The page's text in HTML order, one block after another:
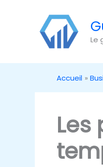
Le
Accueil